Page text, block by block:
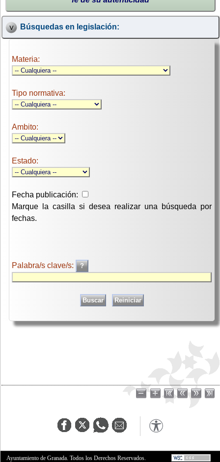
Búsquedas en legislación:
Materia:
Tipo normativa:
Ambito:
Estado:
Fecha publicación:
Marque la casilla si desea realizar una búsqueda por
fechas.
Palabra/s clave/s:
Ayuntamiento de Granada. Todos los Derechos Reservados.